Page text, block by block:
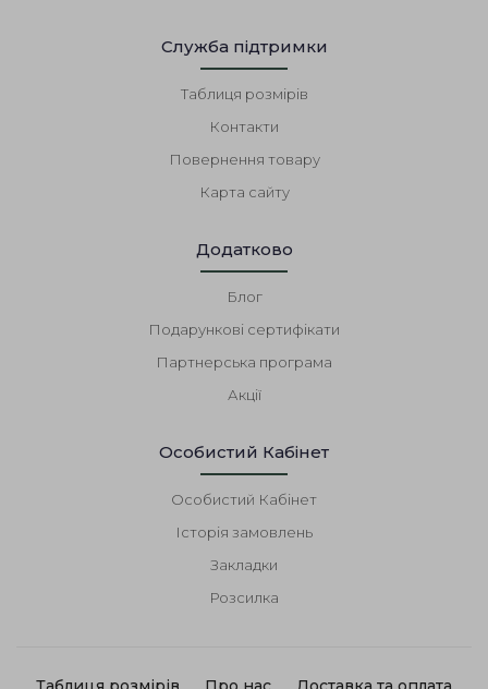
Служба підтримки
Таблиця розмірів
Контакти
Повернення товару
Карта сайту
Додатково
Блог
Подарункові сертифікати
Партнерська програма
Акції
Особистий Кабінет
Особистий Кабінет
Історія замовлень
Закладки
Розсилка